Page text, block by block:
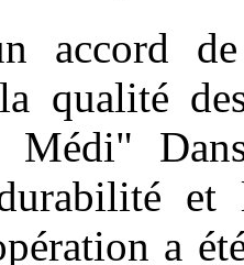
accord
qualité
Médi"
et
a